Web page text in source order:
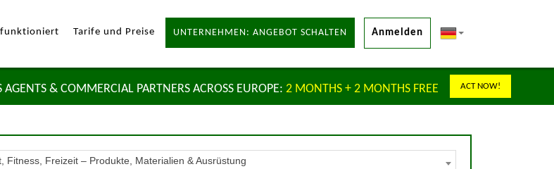
funktioniert Tarife und Preise UNTERNEHMEN: ANGEBOT SCHALTEN Anmelden
& COMMERCIAL PARTNERS ACROSS EUROPE: 2 MONTHS + 2 MONTHS FREE ACT NOW!
Fitness, Freizeit – Produkte, Materialien & Ausrüstung